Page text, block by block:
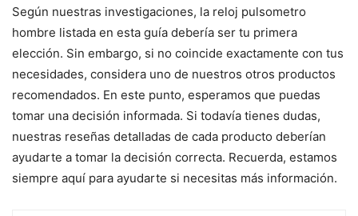
Según nuestras investigaciones, la reloj pulsometro
hombre listada en esta guía debería ser tu primera
elección. Sin embargo, si no coincide exactamente con tus
necesidades, considera uno de nuestros otros productos
recomendados. En este punto, esperamos que puedas
tomar una decisión informada. Si todavía tienes dudas,
nuestras reseñas detalladas de cada producto deberían
ayudarte a tomar la decisión correcta. Recuerda, estamos
siempre aquí para ayudarte si necesitas más información.